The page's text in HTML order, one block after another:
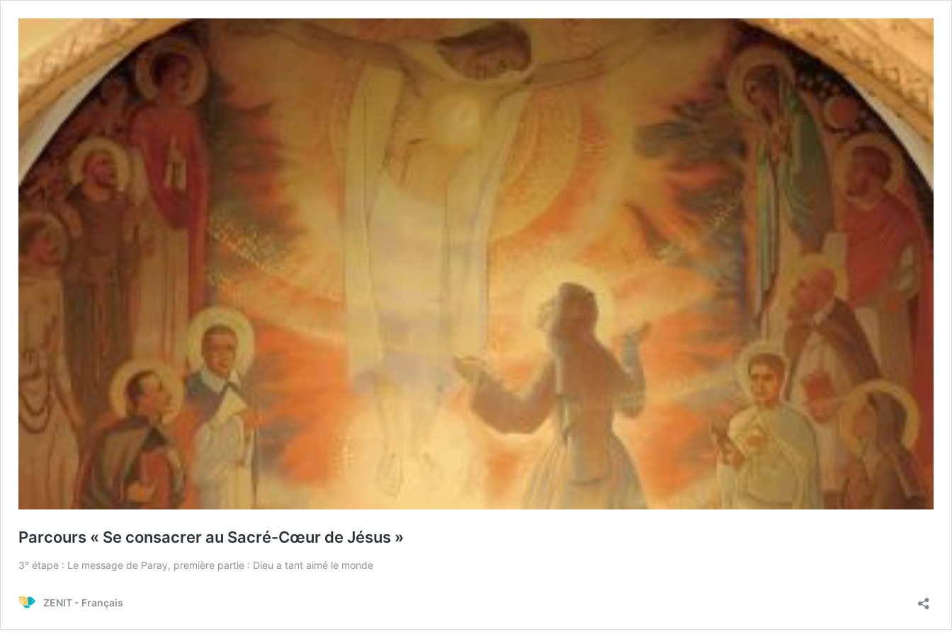
Parcours « Se consacrer au Sacré-Cœur de Jésus »
3° étape : Le message de Paray, première partie : Dieu a tant aimé le monde
ZENIT - Français